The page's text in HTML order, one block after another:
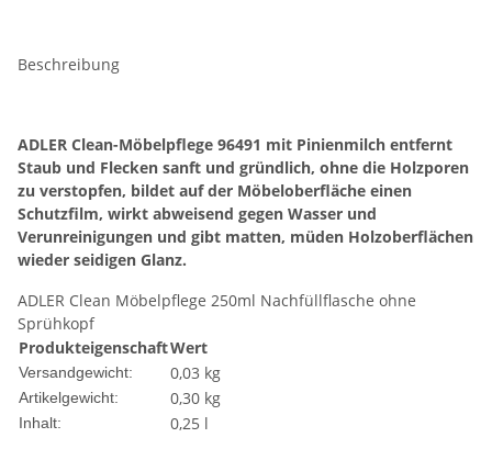
Beschreibung
ADLER Clean-Möbelpflege 96491 mit Pinienmilch entfernt
Staub und Flecken sanft und gründlich, ohne die Holzporen
zu verstopfen, bildet auf der Möbeloberfläche einen
Schutzfilm, wirkt abweisend gegen Wasser und
Verunreinigungen und gibt matten, müden Holzoberflächen
wieder seidigen Glanz.
ADLER Clean Möbelpflege 250ml Nachfüllflasche ohne
Sprühkopf
ProdukteigenschaftWert
Versandgewicht: 0,03 kg
Artikelgewicht: 0,30 kg
Inhalt: 0,25 l